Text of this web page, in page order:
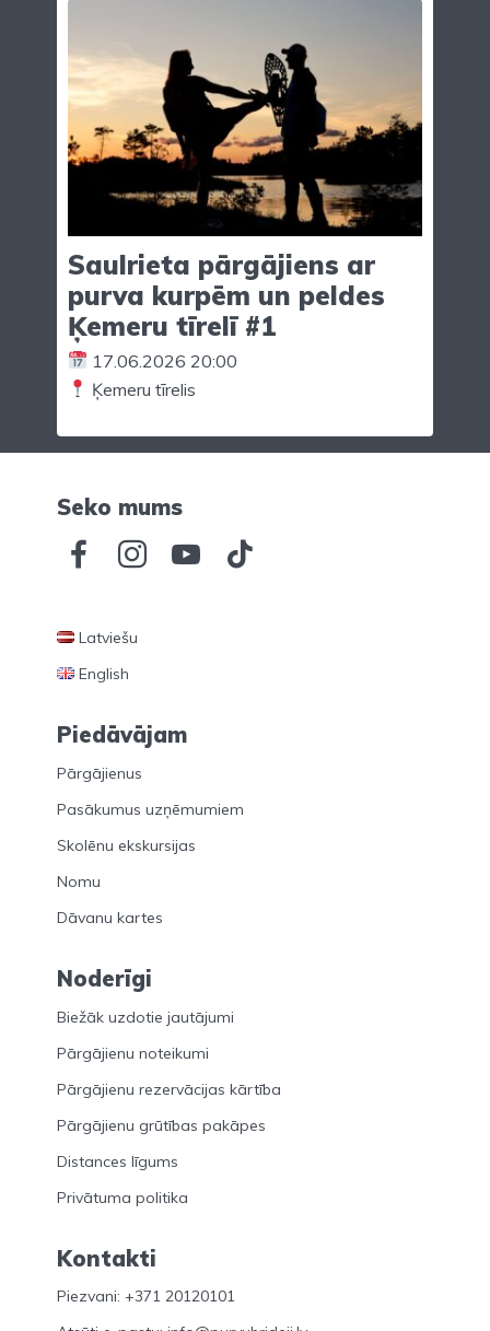
Saulrieta pārgājiens ar
purva kurpēm un peldes
Ķemeru tīrelī #1
17.06.2026 20:00
Ķemeru tīrelis
Seko mums
Latviešu
English
Piedāvājam
Pārgājienus
Pasākumus uzņēmumiem
Skolēnu ekskursijas
Nomu
Dāvanu kartes
Noderīgi
Biežāk uzdotie jautājumi
Pārgājienu noteikumi
Pārgājienu rezervācijas kārtība
Pārgājienu grūtības pakāpes
Distances līgums
Privātuma politika
Kontakti
Piezvani: +371 20120101